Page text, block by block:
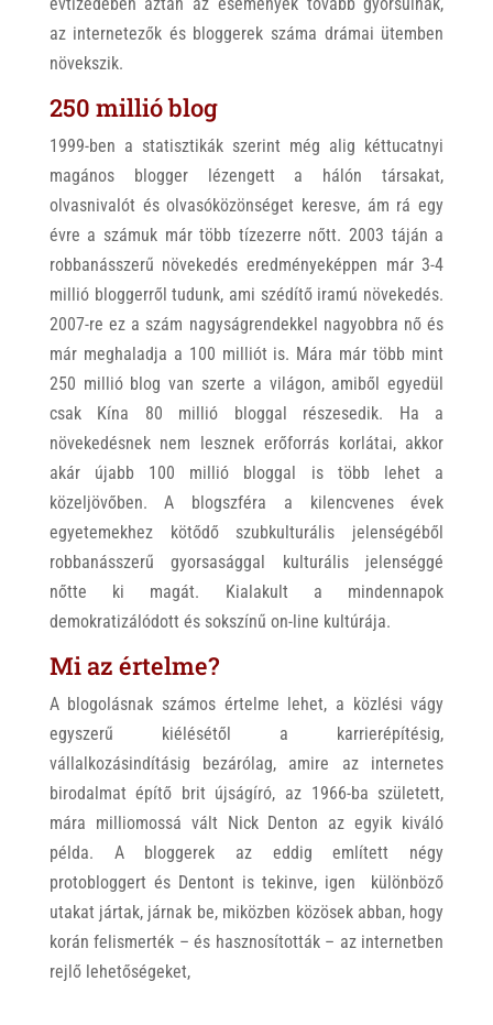
az internetezők és bloggerek száma drámai ütemben
növekszik.
250 millió blog
1999-ben a statisztikák szerint még alig kéttucatnyi
magános blogger lézengett a hálón társakat,
olvasnivalót és olvasóközönséget keresve, ám rá egy
évre a számuk már több tízezerre nőtt. 2003 táján a
robbanásszerű növekedés eredményeképpen már 3-4
millió bloggerről tudunk, ami szédítő iramú növekedés.
2007-re ez a szám nagyságrendekkel nagyobbra nő és
már meghaladja a 100 milliót is. Mára már több mint
250 millió blog van szerte a világon, amiből egyedül
csak Kína 80 millió bloggal részesedik. Ha a
növekedésnek nem lesznek erőforrás korlátai, akkor
akár újabb 100 millió bloggal is több lehet a
közeljövőben. A blogszféra a kilencvenes évek
egyetemekhez kötődő szubkulturális jelenségéből
robbanásszerű gyorsasággal kulturális jelenséggé
nőtte ki magát. Kialakult a mindennapok
demokratizálódott és sokszínű on-line kultúrája.
Mi az értelme?
A blogolásnak számos értelme lehet, a közlési vágy
egyszerű kiélésétől a karrierépítésig,
vállalkozásindításig bezárólag, amire az internetes
birodalmat építő brit újságíró, az 1966-ba született,
mára milliomossá vált Nick Denton az egyik kiváló
példa. A bloggerek az eddig említett négy
protobloggert és Dentont is tekinve, igen különböző
utakat jártak, járnak be, miközben közösek abban, hogy
korán felismerték – és hasznosították – az internetben
rejlő lehetőségeket,